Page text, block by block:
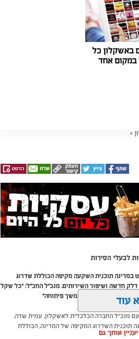
באשקלון כל
אחד
>
לבעלי הסירות
במרינה תוכנית השקעה מקיפה הכוללת שדרוג
חדשה ושיפור השירותים. מנכ"ל החכ"ל: "כל שקל
שיפור המרינה והמשך פיתוחה"
עם מנכ"ל החברה הכלכלית לאשקלון, עמית שדה,
תוכנית השדרוג המקיפה של המרינה, הכוללת
המקום לטובת ציבור בעלי הסירות.
עוד
אותך גם